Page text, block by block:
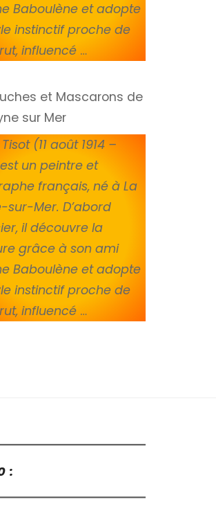
Baboulène et adopte
instinctif proche de
influencé …
et Mascarons de
sur Mer
(11 août 1914 –
un peintre et
français, né à La
sur-Mer. D’abord
il découvre la
grâce à son ami
Baboulène et adopte
instinctif proche de
influencé …
: